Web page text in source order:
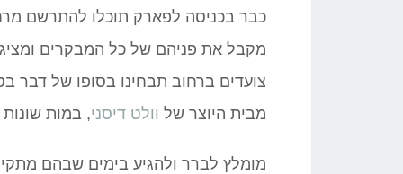
מקבל את פניהם של כל המבקרים ומציג
צועדים ברחוב תבחינו בסופו של דבר
מבית היוצר של וולט דיסני, במות שונות
מומלץ לברר ולהגיע בימים שבהם